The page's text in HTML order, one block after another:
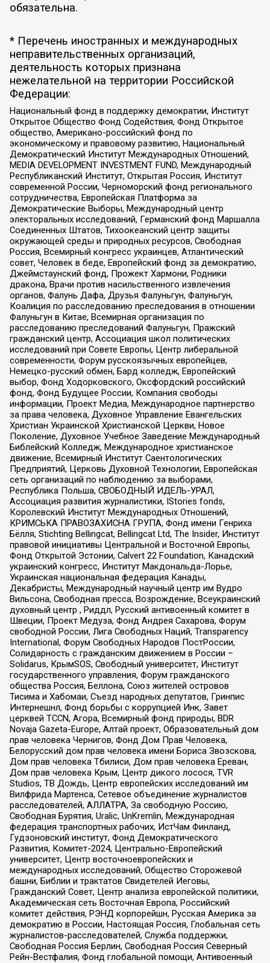
обязательна.
* Перечень иностранных и международных
неправительственных организаций,
деятельность которых признана
нежелательной на территории Российской
Федерации:
Национальный фонд в поддержку демократии, Институт
Открытое Общество Фонд Содействия, Фонд Открытое
общество, Американо-российский фонд по
экономическому и правовому развитию, Национальный
Демократический Институт Международных Отношений,
MEDIA DEVELOPMENT INVESTMENT FUND, Международный
Республиканский Институт, Открытая Россия, Институт
современной России, Черноморский фонд регионального
сотрудничества, Европейская Платформа за
Демократические Выборы, Международный центр
электоральных исследований, Германский фонд Маршалла
Соединенных Штатов, Тихоокеанский центр защиты
окружающей среды и природных ресурсов, Свободная
Россия, Всемирный конгресс украинцев, Атлантический
совет, Человек в беде, Европейский фонд за демократию,
Джеймстаунский фонд, Прожект Хармони, Родники
дракона, Врачи против насильственного извлечения
органов, Фалунь Дафа, Друзья Фалуньгун, Фалуньгун,
Коалиция по расследованию преследования в отношении
Фалуньгун в Китае, Всемирная организация по
расследованию преследований Фалуньгун, Пражский
гражданский центр, Ассоциация школ политических
исследований при Совете Европы, Центр либеральной
современности, Форум русскоязычных европейцев,
Немецко-русский обмен, Бард колледж, Европейский
выбор, Фонд Ходорковского, Оксфордский российский
фонд, Фонд Будущее России, Компания свободы
информации, Проект Медиа, Международное партнерство
за права человека, Духовное Управление Евангельских
Христиан Украинской Христианской Церкви, Новое
Поколение, Духовное Учебное Заведение Международный
Библейский Колледж, Международное христианское
движение, Всемирный Институт Саентологических
Предприятий, Церковь Духовной Технологии, Европейская
сеть организаций по наблюдению за выборами,
Республика Польша, СВОБОДНЫЙ ИДЕЛЬ-УРАЛ,
Ассоциация развития журналистики, IStories fonds,
Королевский Институт Международных Отношений,
КРИМСЬКА ПРАВОЗАХИСНА ГРУПА, Фонд имени Генриха
Бёлля, Stichting Bellingcat, Bellingcat Ltd, The Insider, Институт
правовой инициативы Центральной и Восточной Европы,
Фонд Открытой Эстонии, Calvert 22 Foundation, Канадский
украинский конгресс, Институт Макдональда-Лорье,
Украинская национальная федерация Канады,
Декабристы, Международный научный центр им Вудро
Вильсона, Свободная пресса, Возрождение, Всеукраинский
духовный центр , Риддл, Русский антивоенный комитет в
Швеции, Проект Медуза, Фонд Андрея Сахарова, Форум
свободной России, Лига Свободных Наций, Transparеncy
International, Форум Свободных Народов ПостРоссии,
Солидарность с гражданским движением в России –
Solidarus, КрымSOS, Свободный университет, Институт
государственного управления, Форум гражданского
общества Россия, Беллона, Союз жителей островов
Тисима и Хабомаи, Съезд народных депутатов, Гринпис
Интернешнл, Фонд борьбы с коррупцией Инк, Завет
церквей TCCN, Агора, Всемирный фонд природы, BDR
Novaja Gazeta-Europe, Алтай проект, Образовательный дом
прав человека Чернигов, Фонд Дом Прав Человека,
Белорусский дом прав человека имени Бориса Звозскова,
Дом прав человека Тбилиси, Дом прав человека Ереван,
Дом прав человека Крым, Центр дикого лосося, TVR
Studios, ТВ Дождь, Центр европейских исследований им
Вилфрида Мартенса, Сетевое объединение журналистов
расследователей, АЛЛАТРА, За свободную Россию,
Свободная Бурятия, Uralic, UnKremlin, Международная
федерация транспортных рабочих, ИстЧам Финланд,
Гудзоновский институт, Фонд Демократического
Развития, Комитет-2024, Центрально-Европейский
университет, Центр восточноевропейских и
международных исследований, Общество Сторожевой
башни, Библии и трактатов Свидетелей Иеговы,
Гражданский Совет, Центр анализа европейской политики,
Академическая сеть Восточная Европа, Российский
комитет действия, РЭНД корпорейшн, Русская Америка за
демократию в России, Настоящая Россия, Глобальная сеть
журналистов-расследователей, Служба поддержки,
Свободная Россия Берлин, Свободная Россия Северный
Рейн-Вестфалия, Фонд глобальной помощи, Антивоенный